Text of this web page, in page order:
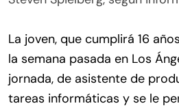
La joven, que cumplirá 16
la semana pasada en Los
jornada, de asistente de
tareas informáticas y se le